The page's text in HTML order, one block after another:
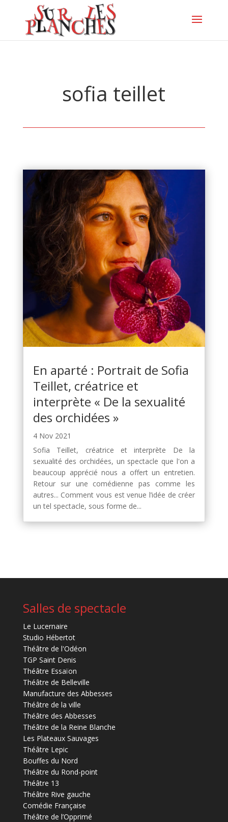
sofia teillet
En aparté : Portrait de Sofia
Teillet, créatrice et
interprète « De la sexualité
des orchidées »
4 Nov 2021
Sofia Teillet, créatrice et interprète De la
sexualité des orchidées, un spectacle que l'on a
beaucoup apprécié nous a offert un entretien.
Retour sur une comédienne pas comme les
autres... Comment vous est venue l’idée de créer
un tel spectacle, sous forme de...
Salles de spectacle
Le Lucernaire
Studio Hébertot
Théâtre de l'Odéon
TGP Saint Denis
Théâtre Essaïon
Théâtre de Belleville
Manufacture des Abbesses
Théâtre de la ville
Théâtre des Abbesses
Théâtre de la Reine Blanche
Les Plateaux Sauvages
Théâtre Lepic
Bouffes du Nord
Théâtre du Rond-point
Théâtre 13
Théâtre Rive gauche
Comédie Française
Théâtre de l’Opprimé